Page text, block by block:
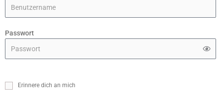
Passwort
Erinnere dich an mich